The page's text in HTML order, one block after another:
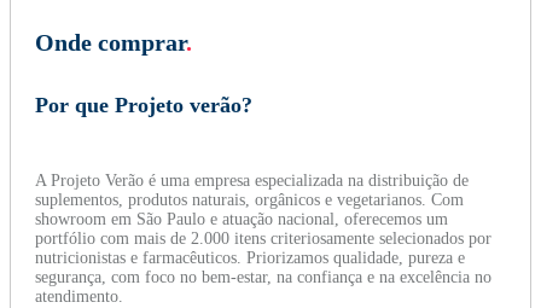
Onde comprar.
Por que Projeto verão?
A Projeto Verão é uma empresa especializada na distribuição de
suplementos, produtos naturais, orgânicos e vegetarianos. Com
showroom em São Paulo e atuação nacional, oferecemos um
portfólio com mais de 2.000 itens criteriosamente selecionados por
nutricionistas e farmacêuticos. Priorizamos qualidade, pureza e
segurança, com foco no bem-estar, na confiança e na excelência no
atendimento.